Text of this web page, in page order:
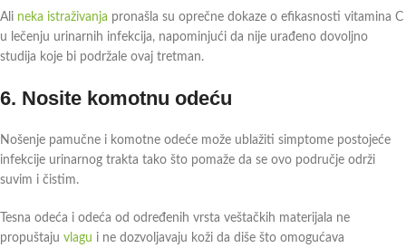
Ali neka istraživanja pronašla su oprečne dokaze o efikasnosti vitamina C
u lečenju urinarnih infekcija, napominjući da nije urađeno dovoljno
studija koje bi podržale ovaj tretman.
6. Nosite komotnu odeću
Nošenje pamučne i komotne odeće može ublažiti simptome postojeće
infekcije urinarnog trakta tako što pomaže da se ovo područje održi
suvim i čistim.
Tesna odeća i odeća od određenih vrsta veštačkih materijala ne
propuštaju vlagu i ne dozvoljavaju koži da diše što omogućava